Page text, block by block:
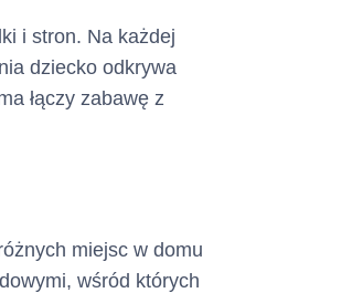
i stron. Na każdej
dziecko odkrywa
łączy zabawę z
miejsc w domu
wśród których